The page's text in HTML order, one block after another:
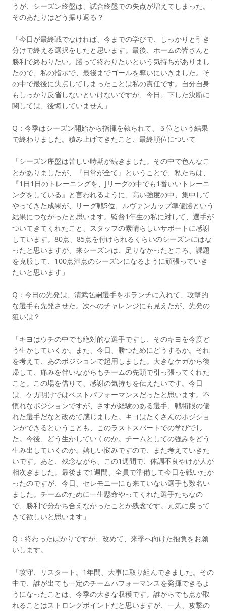
うが、シーズン終盤は、試合終盤での失点が増えてしまった。
そのあたりはどう振り返る？
「今日が最終戦でなければ、今までの学びで、しっかりと引き
分けで終える選択をしたと思います。最後、ホームの皆さんと
勝利で終わりたい。勝って終わりたいという気持ちがありまし
たので、私の指示で、最後までゴールを奪いにいきました。そ
の中で最後に失点してしまったことは私の責任です。自分自身
もしっかり反省しないといけないですが、今日、下した決断に
関しては、後悔していません」
Q：今季はシーズン開始から指揮を執られて、５位という結果
で終わりました。積み上げてきたこと、最終順位について
「シーズン序盤は苦しい時期が続きました。その中で色んなこ
とがありましたが、『日常が全て』ということで、私たちは、
『1日1日のトレーニングを、Jリーグの中でも1番いいトレーニ
ングをしている』と言われるように、高い強度の中、集中して
やってきた成果が、リーグ戦5位、ルヴァンカップ準優勝という
結果につながったと思います。監督1年生の私に対して、選手が
ついてきてくれたこと、スタッフの素晴らしいサポートに感謝
しています。80点、85点を付けられるくらいのシーズンにはな
ったと思いますが、来シーズンは、足りなかったところ、課題
を克服して、100点満点のシーズンになるように頑張っていき
たいと思います」
Q：今日の先発は、清武弘嗣選手をボランチに入れて、攻撃的
な選手も先発させた。次へのチャレンジにも見えたが、先発の
狙いは？
「キヨはウチの中でも絶対的な選手ですし、そのキヨを今度ど
う生かしていくか。また、今日、勝つためにどうするか。それ
を考えて、あのポジションで起用しました。大きなケガから復
帰して、痛みを伴いながらもチームの先頭で引っ張ってくれた
こと。この場を借りて、感謝の気持ちを伝えたいです。今日
は、ケガ明けではベストパフォーマンスだったと思います。不
慣れなポジションですが、さすが経験のある選手、戦術眼の優
れた選手だなと改めて感じました。キヨはたくさんのポジショ
ンができるということも、このラストスパートでの学びでし
た。今後、どう生かしていくのか。チームとしての強みをどう
生み出していくのか。嬉しい悩みですので、また考えていきた
いです。あと、残念ながら、この1週間で、体調不良やけが人が
相次ぎました。最後まで1週間、全員で準備して今日を戦いたか
ったのですが、今日、セレモニーにも来ていない選手も数名い
ました。チームのために一生懸命やってくれた選手たちなの
で、勝利で分かち合えなかったことが残念です。元気に戻って
きて欲しいと思います」
Q：終わったばかりですが、改めて、来季へ向けた抱負をお願
いします。
「攻守、リスタート。1年間、大事に取り組んできました。その
中で、誰が出ても一定のチームパフォーマンスを発揮できるよ
うになったことは、今季の大きな収穫です。誰からでも点が取
れることはストロングポイントだと思いますが、一人、攻撃の